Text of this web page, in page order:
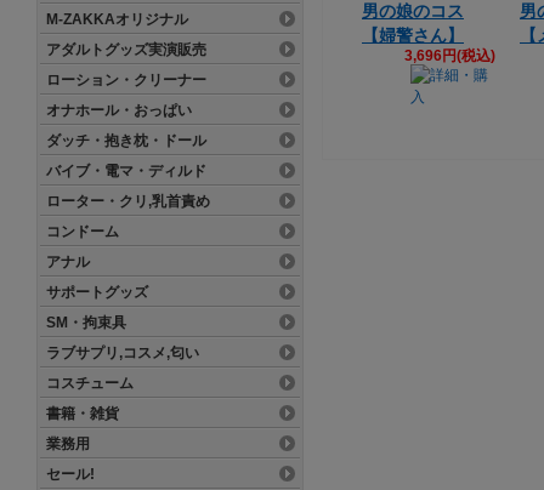
男の娘のコス
【婦警さん】
3,696円(税込)
男
M-ZAKKAオリジナル
アダルトグッズ実演販売
ローション・クリーナー
オナホール・おっぱい
ダッチ・抱き枕・ドール
バイブ・電マ・ディルド
ローター・クリ,乳首責め
コンドーム
アナル
サポートグッズ
SM・拘束具
ラブサプリ,コスメ,匂い
コスチューム
書籍・雑貨
業務用
セール!